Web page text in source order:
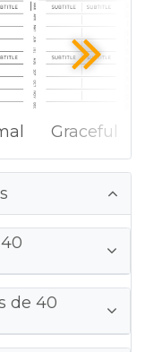
Graceful
de 40